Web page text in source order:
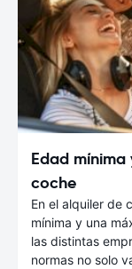
Edad
coche
En el alquiler de
mínima y una
las distintas
normas no solo